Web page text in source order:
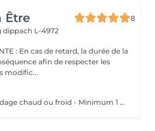
Être
8
dippach L-4972
de la
afin de respecter les
modific...
- Pressothérapie avec bandage chaud ou froid - Minimum 1 séance par semaine Bienfaits : - Stimule la circulation sanguine et lymphatique - Réduit la rétention d'eau et les gonflements - Soulage les jambes lourdes et fatiguées - Aide à diminuer l'apparence de la cellulite - Favorise la récupération après une chirurgie esthétique - Améliore le confort despersonnes souffrant de lipdème